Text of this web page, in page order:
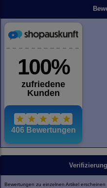
Bewertungen zu einzelnen Artikel